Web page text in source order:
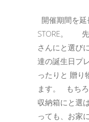
開催期間を
STORE。 先
さんにと選び
達の誕生日プ
ったりと 贈り
ます。 もち
収納箱にと選
っても、お家